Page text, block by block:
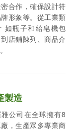
密合作，確保設計符
形象等。從工業類
如瓶子和給皂機包
店鋪陳列、商品介
製造
公司在全球擁有8
，生產眾多專業商